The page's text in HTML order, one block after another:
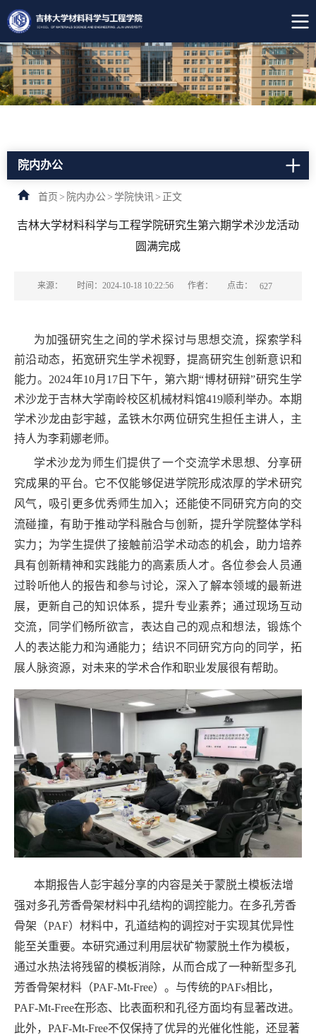
院内办公
首页 > 院内办公> 学院快讯 > 正文
吉林大学材料科学与工程学院研究生第六期学术沙龙活动
圆满完成
来源： 时间：2024-10-18 10:22:56 作者： 点击： 627
为加强研究生之间的学术探讨与思想交流，探索学科
前沿动态，拓宽研究生学术视野，提高研究生创新意识和
能力。2024年10月17日下午，第六期“博材研辩”研究生学
术沙龙于吉林大学南岭校区机械材料馆419顺利举办。本期
学术沙龙由彭宇越，孟铁木尔两位研究生担任主讲人，主
持人为李莉娜老师。
学术沙龙为师生们提供了一个交流学术思想、分享研
究成果的平台。它不仅能够促进学院形成浓厚的学术研究
风气，吸引更多优秀师生加入；还能使不同研究方向的交
流碰撞，有助于推动学科融合与创新，提升学院整体学科
实力；为学生提供了接触前沿学术动态的机会，助力培养
具有创新精神和实践能力的高素质人才。各位参会人员通
过聆听他人的报告和参与讨论，深入了解本领域的最新进
展，更新自己的知识体系，提升专业素养；通过现场互动
交流，同学们畅所欲言，表达自己的观点和想法，锻炼个
人的表达能力和沟通能力；结识不同研究方向的同学，拓
展人脉资源，对未来的学术合作和职业发展很有帮助。
本期报告人彭宇越分享的内容是关于蒙脱土模板法增
强对多孔芳香骨架材料中孔结构的调控能力。在多孔芳香
骨架（PAF）材料中，孔道结构的调控对于实现其优异性
能至关重要。本研究通过利用层状矿物蒙脱土作为模板，
通过水热法将残留的模板消除，从而合成了一种新型多孔
芳香骨架材料（PAF-Mt-Free）。与传统的PAFs相比，
PAF-Mt-Free在形态、比表面积和孔径方面均有显著改进。
此外，PAF-Mt-Free不仅保持了优异的光催化性能，还显著